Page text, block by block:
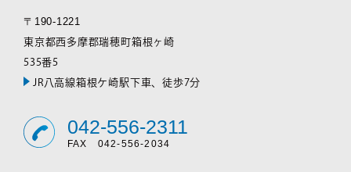
〒190-1221
東京都西多摩郡瑞穂町箱根ヶ崎
535番5
JR八高線箱根ケ崎駅下車、徒歩7分
042-556-2311
FAX 042-556-2034